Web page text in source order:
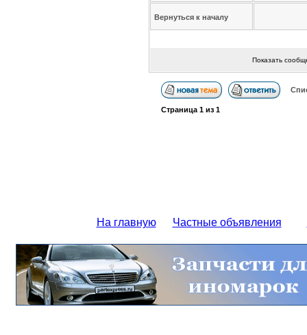
Вернуться к началу
Показать
Страница 1из 1
На главную Частные объявления